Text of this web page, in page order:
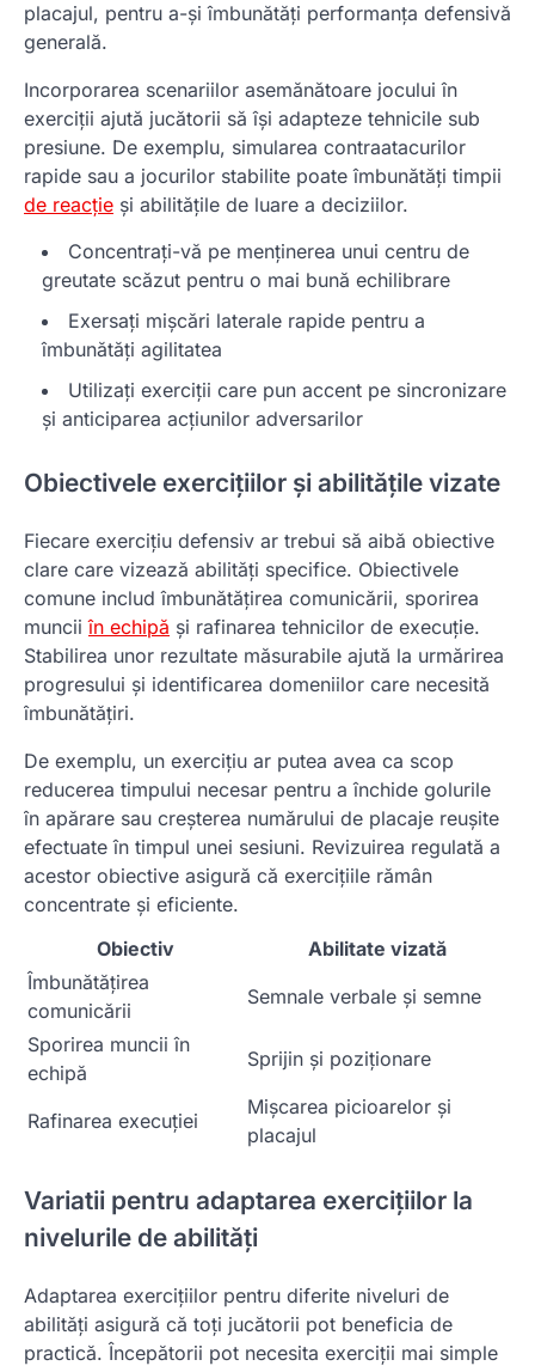
placajul, pentru a-și îmbunătăți performanța defensivă
generală.
Incorporarea scenariilor asemănătoare jocului în
exerciții ajută jucătorii să își adapteze tehnicile sub
presiune. De exemplu, simularea contraatacurilor
rapide sau a jocurilor stabilite poate îmbunătăți timpii
de reacție și abilitățile de luare a deciziilor.
Concentrați-vă pe menținerea unui centru de
greutate scăzut pentru o mai bună echilibrare
Exersați mișcări laterale rapide pentru a
îmbunătăți agilitatea
Utilizați exerciții care pun accent pe sincronizare
și anticiparea acțiunilor adversarilor
Obiectivele exercițiilor și abilitățile vizate
Fiecare exercițiu defensiv ar trebui să aibă obiective
clare care vizează abilități specifice. Obiectivele
comune includ îmbunătățirea comunicării, sporirea
munciiîn echipă și rafinarea tehnicilor de execuție.
Stabilirea unor rezultate măsurabile ajută la urmărirea
progresului și identificarea domeniilor care necesită
îmbunătățiri.
De exemplu, un exercițiu ar putea avea ca scop
reducerea timpului necesar pentru a închide golurile
în apărare sau creșterea numărului de placaje reușite
efectuate în timpul unei sesiuni. Revizuirea regulată a
acestor obiective asigură că exercițiile rămân
concentrate și eficiente.
Obiectiv
Abilitate vizată
Îmbunătățirea
comunicării
Semnale verbale și semne
Sporirea muncii în
echipă
Sprijin și poziționare
Rafinarea execuției
Mișcarea picioarelor și
placajul
Variatii pentru adaptarea exercițiilor la
nivelurile de abilități
Adaptarea exercițiilor pentru diferite niveluri de
abilități asigură că toți jucătorii pot beneficia de
practică. Începătorii pot necesita exerciții mai simple